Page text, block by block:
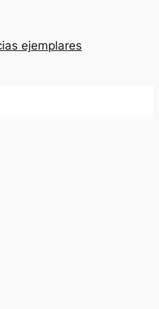
ejemplares